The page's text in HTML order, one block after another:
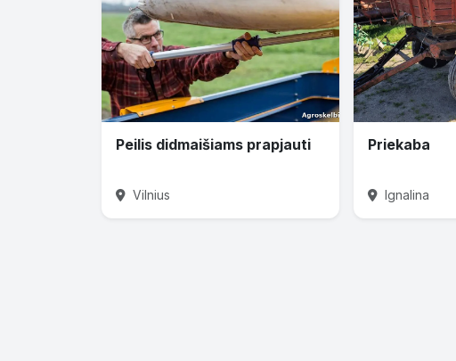
Peilis didmaišiams prapjauti
Vilnius
Priekaba
Ignalina